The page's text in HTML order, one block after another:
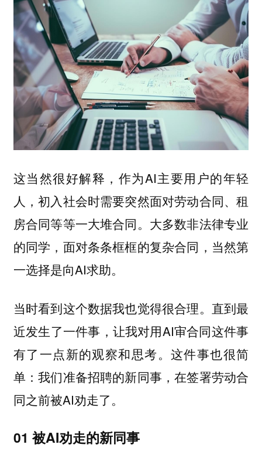
这当然很好解释，作为AI主要用户的年轻
人，初入社会时需要突然面对劳动合同、租
房合同等等一大堆合同。大多数非法律专业
的同学，面对条条框框的复杂合同，当然第
一选择是向AI求助。
当时看到这个数据我也觉得很合理。直到最
近发生了一件事，让我对用AI审合同这件事
有了一点新的观察和思考。这件事也很简
单：我们准备招聘的新同事，在签署劳动合
同之前被AI劝走了。
01 被AI劝走的新同事